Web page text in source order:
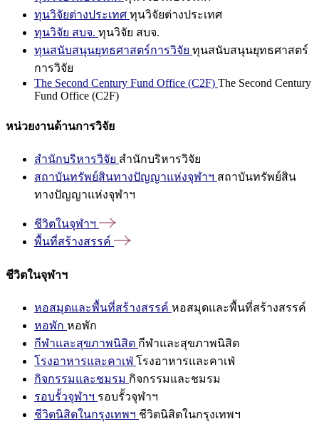
ทุนวิจัยต่างประเทศ ทุนวิจัยต่างประเทศ
ทุนวิจัย สบจ. ทุนวิจัย สบจ.
ทุนสนับสนุนยุทธศาสตร์การวิจัย ทุนสนับสนุนยุทธศาสตร์
การวิจัย
The Second Century Fund Office (C2F) The Second Century
Fund Office (C2F)
หน่วยงานด้านการวิจัย
สำนักบริหารวิจัย สำนักบริหารวิจัย
สถาบันทรัพย์สินทางปัญญาแห่งจุฬาฯ สถาบันทรัพย์สิน
ทางปัญญาแห่งจุฬาฯ
ชีวิตในจุฬาฯ
พื้นที่สร้างสรรค์
ชีวิตในจุฬาฯ
หอสมุดและพื้นที่สร้างสรรค์ หอสมุดและพื้นที่สร้างสรรค์
หอพัก หอพัก
กีฬาและสุขภาพนิสิต กีฬาและสุขภาพนิสิต
โรงอาหารและคาเฟ่ โรงอาหารและคาเฟ่
กิจกรรมและชมรม กิจกรรมและชมรม
รอบรั้วจุฬาฯ รอบรั้วจุฬาฯ
ชีวิตนิสิตในกรุงเทพฯ ชีวิตนิสิตในกรุงเทพฯ